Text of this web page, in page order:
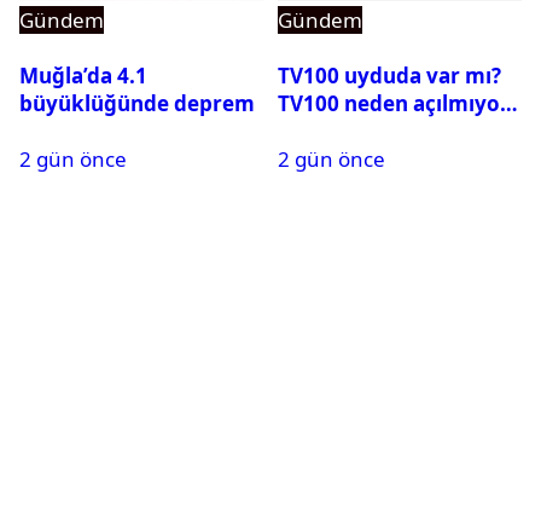
Gündem
Muğla’da 4.1
büyüklüğünde deprem
2 gün önce
Gündem
TV100 uyduda var mı?
TV100 neden açılmıyor?
2 gün önce